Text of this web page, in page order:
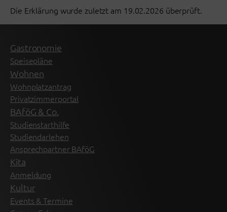
Die Erklärung wurde zuletzt am 19.02.2026 überprüft.
Gastronomie
Speisepläne
Wohnen
Wohnplatzantrag
Privatzimmerportal
BAföG & Co.
Studienstarthilfe
Studiendarlehen
Ansprechpartner BAföG
Kita
Anmeldung
Kultur
Events & Termine